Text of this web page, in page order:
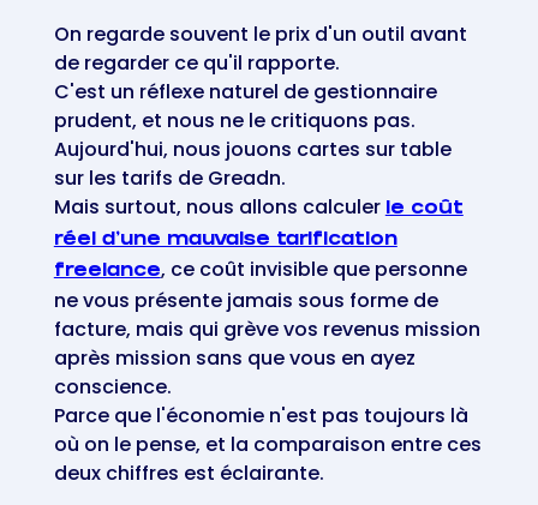
On regarde souvent le prix d'un outil avant
de regarder ce qu'il rapporte.
C'est un réflexe naturel de gestionnaire
prudent, et nous ne le critiquons pas.
Aujourd'hui, nous jouons cartes sur table
sur les tarifs de Greadn.
Mais surtout, nous allons calculer le coût
réel d'une mauvaise tarification
freelance, ce coût invisible que personne
ne vous présente jamais sous forme de
facture, mais qui grève vos revenus mission
après mission sans que vous en ayez
conscience.
Parce que l'économie n'est pas toujours là
où on le pense, et la comparaison entre ces
deux chiffres est éclairante.